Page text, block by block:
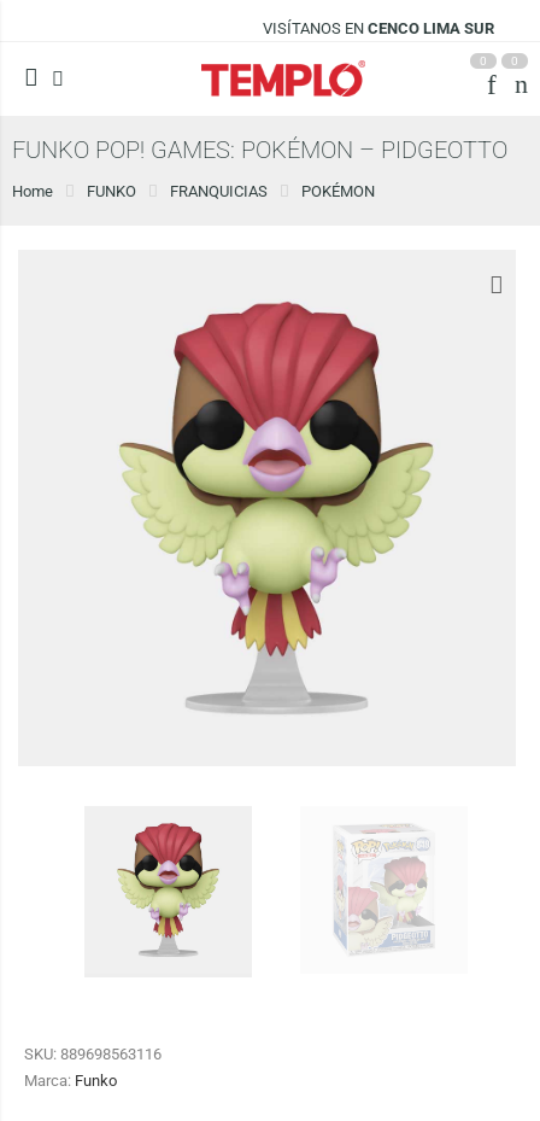
VISÍTANOS ENCENCO LIMA SUR
0 0
FUNKO POP! GAMES: POKÉMON – PIDGEOTTO
Home FUNKO FRANQUICIAS POKÉMON
SKU: 889698563116
Marca: Funko